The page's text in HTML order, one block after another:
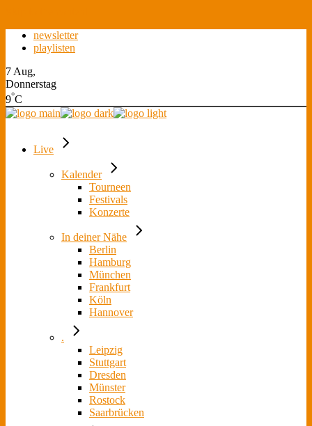
newsletter
playlisten
7 Aug,
Donnerstag
9°C
Live
Kalender
Tourneen
Festivals
Konzerte
In deiner Nähe
Berlin
Hamburg
München
Frankfurt
Köln
Hannover
.
Leipzig
Stuttgart
Dresden
Münster
Rostock
Saarbrücken